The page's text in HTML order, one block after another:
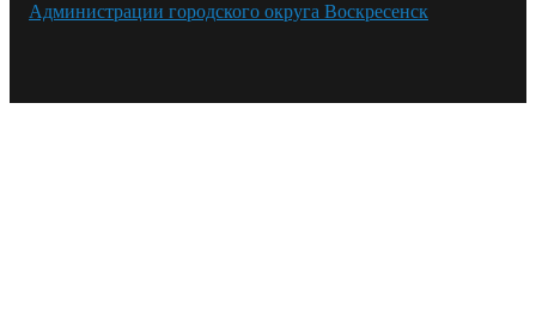
Администрации городского округа Воскресенск